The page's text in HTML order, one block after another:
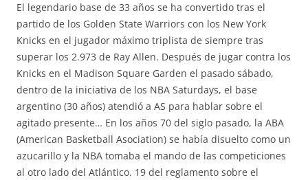
El legendario base de 33 años se ha convertido tras el
partido de los Golden State Warriors con los New York
Knicks en el jugador máximo triplista de siempre tras
superar los 2.973 de Ray Allen. Después de jugar contra los
Knicks en el Madison Square Garden el pasado sábado,
dentro de la iniciativa de los NBA Saturdays, el base
argentino (30 años) atendió a AS para hablar sobre el
agitado presente… En los años 70 del siglo pasado, la ABA
(American Basketball Asociation) se había disuelto como un
azucarillo y la NBA tomaba el mando de las competiciones
al otro lado del Atlántico. 19 del reglamento sobre el